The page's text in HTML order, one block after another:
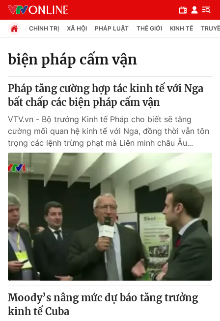
Chuyên mục
Chính trị
Xã hội
Pháp luật
Thế giới
Tin tức
Thế giới đó đây
Câu chuyện quốc tế
Kinh tế
Tài chính
Thị trường
Góc doanh nghiệp
Dữ liệu và đời sống
Truyền hình
CHÍNH TRỊ XÃ HỘI PHÁP LUẬT THẾ GIỚI KINH TẾ
biện pháp cấm vận
Pháp tăng cường hợp tác kinh tế với Nga
bất chấp các biện pháp cấm vận
VTV.vn - Bộ trưởng Kinh tế Pháp cho biết sẽ tăng
cường mối quan hệ kinh tế với Nga, đồng thời vẫn tôn
trọng các lệnh trừng phạt mà Liên minh châu Âu...
Moody’s nâng mức dự báo tăng trưởng
kinh tế Cuba